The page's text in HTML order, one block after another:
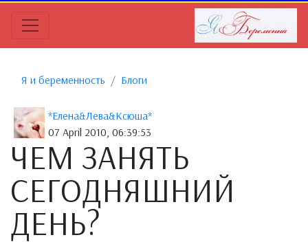
Я и беременность Блоги
*Елена&Лева&Ксюша*
07 April 2010, 06:39:53
ЧЕМ ЗАНЯТЬ
СЕГОДНЯШНИЙ
ДЕНЬ?